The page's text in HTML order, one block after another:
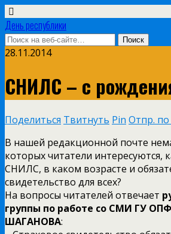
День республики
28.11.2014
СНИЛС – с
Поделиться Твитнуть Pin Отпр. по
В нашей редакционной почте
которых читатели интересуются,
СНИЛС, в каком возрасте и
свидетельство для всех?
На вопросы читателей отвечает
группы по работе со СМИ ГУ
ШАГАНОВА: